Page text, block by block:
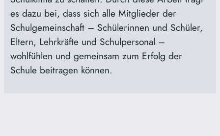
es dazu bei, dass sich alle Mitglieder der
Schulgemeinschaft – Schülerinnen und Schüler,
Eltern, Lehrkräfte und Schulpersonal –
wohlfühlen und gemeinsam zum Erfolg der
Schule beitragen können.